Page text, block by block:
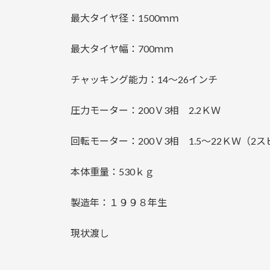
:
最大タイヤ径：1500ｍｍ
最大タイヤ幅：700ｍｍ
チャッキング能力：14〜26インチ
圧力モーター：200Ｖ3相 2.2ＫＷ
回転モーター：200Ｖ3相 1.5〜22ＫＷ（2ス
本体重量：530ｋｇ
製造年：１９９８年生
現状渡し